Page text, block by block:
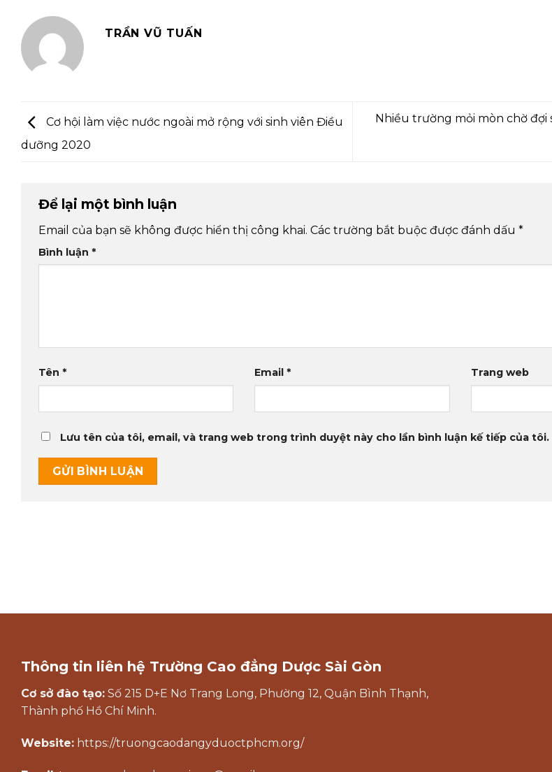
TRẦN VŨ TUẤN
Cơ hội làm việc nước ngoài mở rộng với sinh viên Điều
dưỡng 2020
Nhiều trường mỏi mòn chờ đợi
Để lại một bình luận
Email của bạn sẽ không được hiển thị công khai. Các trường bắt buộc được đánh dấu *
Bình luận *
Tên * Email* Trang web
Lưu tên của tôi, email, và trang web trong trình duyệt này cho lần bình luận kế tiếp của tôi.
Thông tin liên hệ Trường Cao đẳng Dược Sài Gòn
Cơ sở đào tạo: Số 215 D+E Nơ Trang Long, Phường 12, Quận Bình Thạnh,
Thành phố Hồ Chí Minh.
Website: https://truongcaodangyduoctphcm.org/